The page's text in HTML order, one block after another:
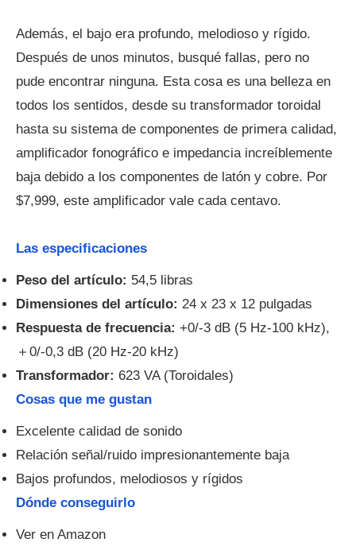
Además, el bajo era profundo, melodioso y rígido.
Después de unos minutos, busqué fallas, pero no
pude encontrar ninguna. Esta cosa es una belleza en
todos los sentidos, desde su transformador toroidal
hasta su sistema de componentes de primera calidad,
amplificador fonográfico e impedancia increíblemente
baja debido a los componentes de latón y cobre. Por
$7,999, este amplificador vale cada centavo.
Las especificaciones
Peso del artículo: 54,5 libras
Dimensiones del artículo: 24 x 23 x 12 pulgadas
Respuesta de frecuencia: +0/-3 dB (5 Hz-100 kHz),
＋0/-0,3 dB (20 Hz-20 kHz)
Transformador: 623 VA (Toroidales)
Cosas que me gustan
Excelente calidad de sonido
Relación señal/ruido impresionantemente baja
Bajos profundos, melodiosos y rígidos
Dónde conseguirlo
Ver en Amazon